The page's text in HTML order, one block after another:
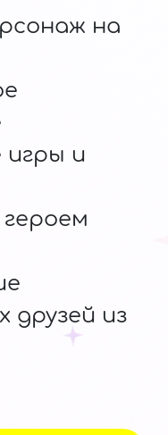
на
игры и
друзей из